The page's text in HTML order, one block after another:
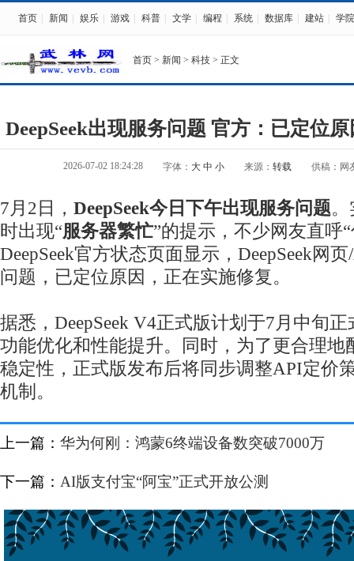
首页 新闻 娱乐 游戏 科普 文学 编程 系统 数据库 建站 学院
首页 > 新闻 > 科技 > 正文
DeepSeek出现服务问题 官方：已定位
2026-07-02 18:24:28 字体： 大 中 小 来源： 转载 供稿：网
7月2日， DeepSeek今日下午出现服务问题
时出现“服务器繁忙”的提示，不少网友直呼
DeepSeek官方状态页面显示，DeepSeek网
问题，已定位原因，正在实施修复。
据悉，DeepSeek V4正式版计划于7月中旬
功能优化和性能提升。同时，为了更合理地
稳定性，正式版发布后将同步调整API定价
机制。
上一篇： 华为何刚：鸿蒙6终端设备数突破7000万
下一篇： AI版支付宝“阿宝”正式开放公测